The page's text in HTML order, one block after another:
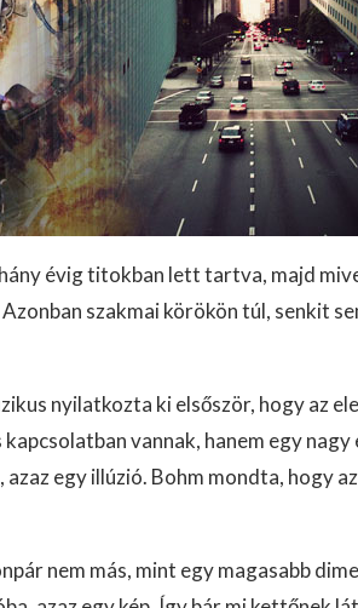
évig titokban lett tartva, majd
szakmai körökön túl, senkit
nyilatkozta ki elsőször, hogy az
vannak, hanem egy nagy
egy illúzió. Bohm mondta, hogy
nem más, mint egy magasabb